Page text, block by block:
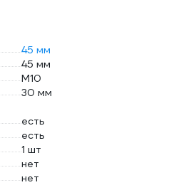
45 мм
45 мм
М10
30 мм
есть
есть
1 шт
нет
нет